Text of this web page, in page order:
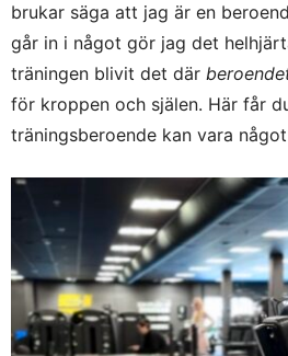
brukar säga att jag är en
går in i något gör jag det
träningen blivit det där
för kroppen och själen. Här får
träningsberoende kan vara